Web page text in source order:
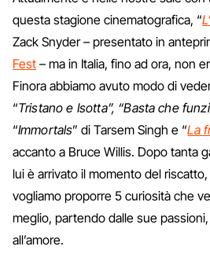
questa stagione cinematografica, “
Zack Snyder – presentato in
Fest – ma in Italia, fino ad ora, non
Finora abbiamo avuto modo di
“Tristano e Isotta”, “Basta che
“Immortals” di Tarsem Singh e “La
accanto a Bruce Willis. Dopo tanta
lui è arrivato il momento del
vogliamo proporre 5 curiosità che
meglio, partendo dalle sue
all’amore.